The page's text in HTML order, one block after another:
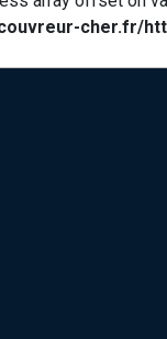
cher.fr/